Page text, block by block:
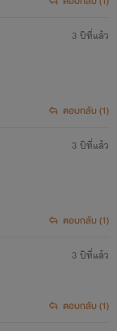
3 ปีที่แล้ว
ตอบกลับ (1)
3 ปีที่แล้ว
ตอบกลับ (1)
3 ปีที่แล้ว
ตอบกลับ (1)